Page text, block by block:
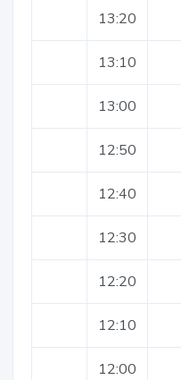
13:20
13:10
13:00
12:50
12:40
12:30
12:20
12:10
12:00